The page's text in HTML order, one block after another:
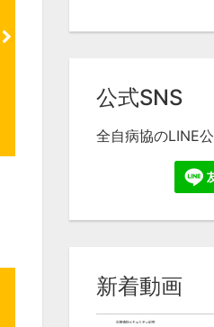
公式SNS
全自病協のLINE
新着動画